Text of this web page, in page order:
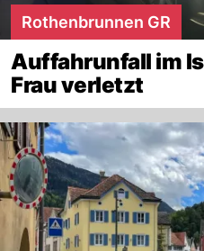
Rothenbrunnen GR
Auffahrunfall im
Frau verletzt